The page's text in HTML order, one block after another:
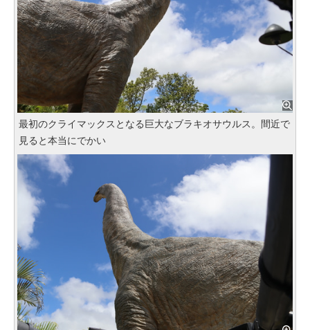
最初のクライマックスとなる巨大なブラキオサウルス。間近で
見ると本当にでかい